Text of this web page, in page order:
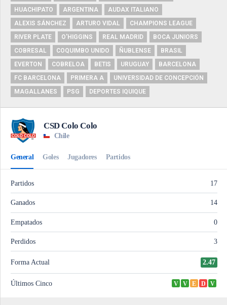
HUACHIPATO
ARGENTINA
AUDAX ITALIANO
ALEXIS SÁNCHEZ
ARTURO VIDAL
CHAMPIONS LEAGUE
RIVER PLATE
O'HIGGINS REAL MADRID
BOCA JUNIORS
COBRESAL
COQUIMBO UNIDO ÑUBLENSE
BRASIL
EVERTON
COBRELOA BETIS URUGUAY
BARCELONA
FC BARCELONA
PRIMERA A
UNIVERSIDAD DE CONCEPCIÓN
MAGALLANES
PSG DEPORTES IQUIQUE